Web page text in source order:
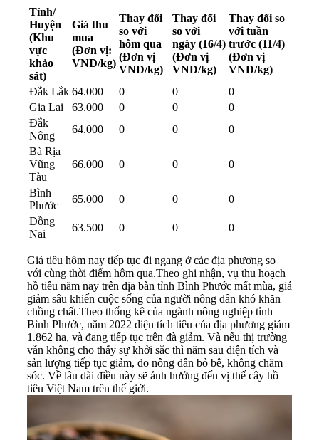
Tỉnh/
Huyện
(Khu
vực
khảo
sát)
Giá thu
mua
(Đơn vị:
VNĐ/kg)
Thay đổi
so với
hôm qua
(Đơn vị
VND/kg)
Thay đổi
so với
ngày (16/4)
(Đơn vị
VND/kg)
Thay đổi so
với tuần
trước (11/4)
(Đơn vị
VND/kg)
Đắk Lắk 64.000 0 0
0
Gia Lai
63.000 0 0
0
Đắk
Nông
64.000 0 0
0
Bà Rịa
Vũng
Tàu
66.000 0 0 0
Bình
Phước
65.000 0 0
0
Đồng
Nai
63.500 0 0 0
Giá tiêu hôm nay tiếp tục đi ngang ở các địa phương so
với cùng thời điểm hôm qua.Theo ghi nhận, vụ thu hoạch
hồ tiêu năm nay trên địa bàn tỉnh Bình Phước mất mùa, giá
giảm sâu khiến cuộc sống của người nông dân khó khăn
chồng chất.Theo thống kê của ngành nông nghiệp tỉnh
Bình Phước, năm 2022 diện tích tiêu của địa phương giảm
1.862 ha, và đang tiếp tục trên đà giảm. Và nếu thị trường
vẫn không cho thấy sự khởi sắc thì năm sau diện tích và
sản lượng tiếp tục giảm, do nông dân bỏ bê, không chăm
sóc. Về lâu dài điều này sẽ ảnh hưởng đến vị thế cây hồ
tiêu Việt Nam trên thế giới.